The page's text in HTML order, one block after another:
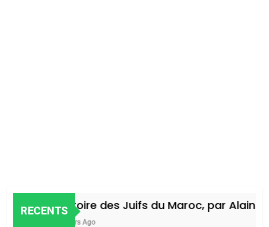
RECENTSHistoire des Juifs du Maroc, par Alain
4 Jours Ago